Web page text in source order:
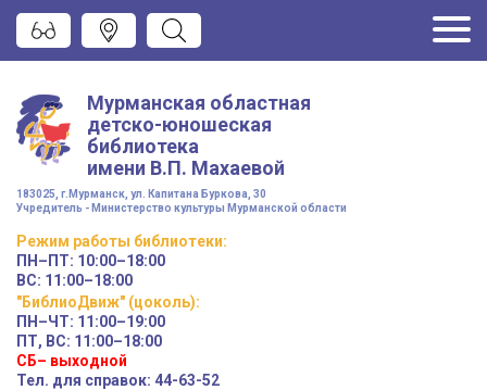
Мурманская областная
детско-юношеская
библиотека
имени В.П. Махаевой
183025, г.Мурманск, ул. Капитана Буркова, 30
Учредитель - Министерство культуры Мурманской области
Режим работы библиотеки:
ПН–ПТ: 10:00–18:00
ВС: 11:00–18:00
"БиблиоДвиж" (цоколь):
ПН–ЧТ: 11:00–19:00
ПТ, ВС: 11:00–18:00
СБ– выходной
Тел. для справок: 44-63-52